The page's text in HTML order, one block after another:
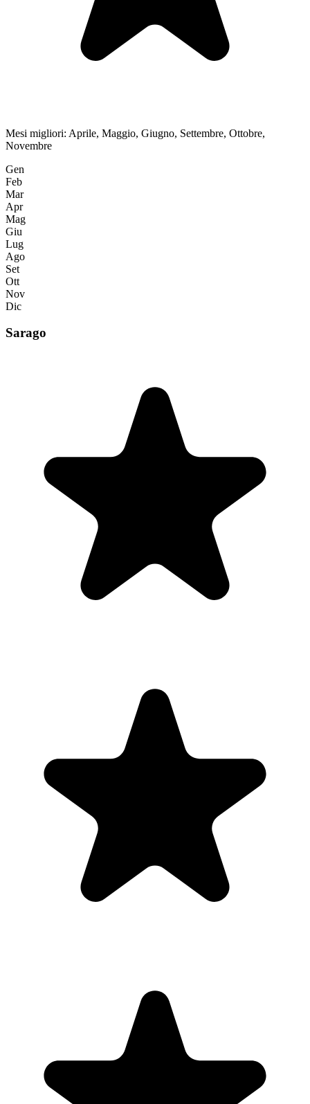
Mesi migliori: Aprile, Maggio, Giugno, Settembre, Ottobre,
Novembre
Gen
Feb
Mar
Apr
Mag
Giu
Lug
Ago
Set
Ott
Nov
Dic
Sarago